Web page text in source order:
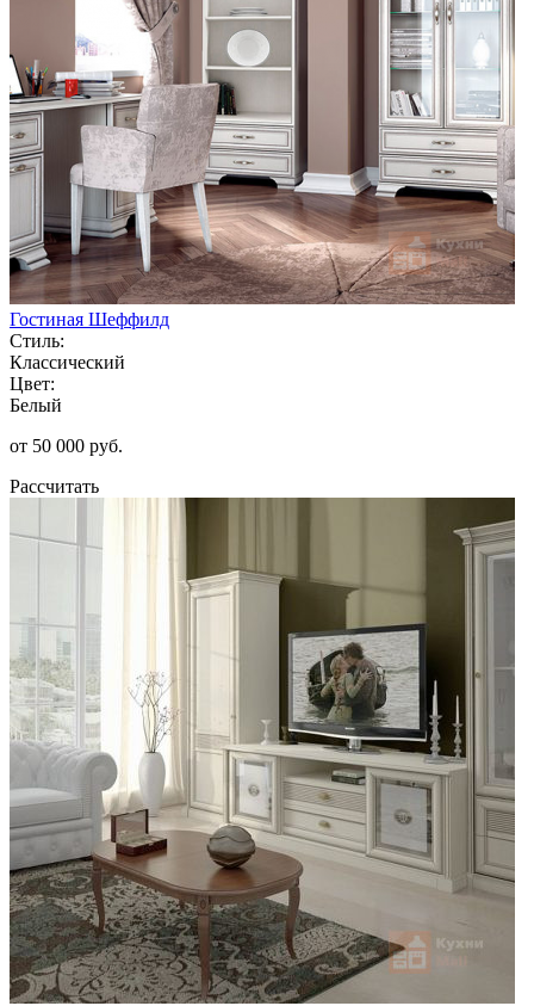
Гостиная Шеффилд
Стиль:
Классический
Цвет:
Белый
от 50 000 руб.
Рассчитать